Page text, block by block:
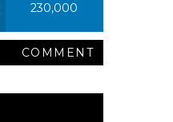
230,000
COMMENT